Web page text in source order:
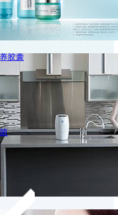
胶囊